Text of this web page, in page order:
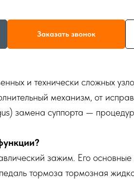
Заказать звонок
и технически сложных
механизм, от
замена суппорта —
зажим. Его основные
тормоза тормозная